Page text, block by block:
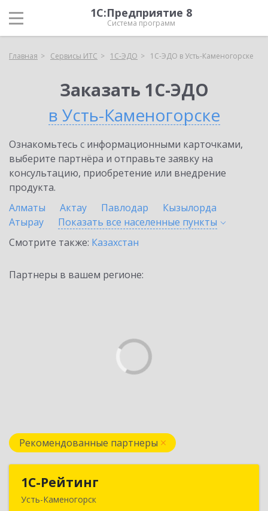
1С:Предприятие 8
Система программ
Главная Сервисы ИТС 1С-ЭДО 1С-ЭДО в Усть-Каменогорске
Заказать 1С-ЭДО
в Усть-Каменогорске
Ознакомьтесь с информационными карточками,
выберите партнёра и отправьте заявку на
консультацию, приобретение или внедрение
продукта.
Алматы
Актау Павлодар
Кызылорда
Атырау
Показать все населенные пункты
Смотрите также: Казахстан
Партнеры в вашем регионе:
Рекомендованные партнеры
1С-Рейтинг
Усть-Каменогорск